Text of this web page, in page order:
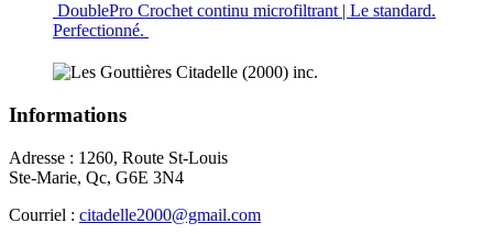
DoublePro Crochet continu microfiltrant | Le standard.
Perfectionné.
Informations
Adresse : 1260, Route St-Louis
Ste-Marie, Qc, G6E 3N4
Courriel : citadelle2000@gmail.com